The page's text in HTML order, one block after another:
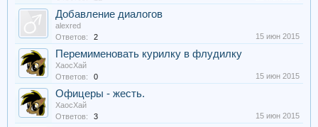
Добавление диалогов
alexred
Ответов:
2 15 июн 2015
Перемименовать курилку в флудилку
ХаосХай
Ответов:
0 15 июн 2015
Офицеры - жесть.
ХаосХай
Ответов:
3 15 июн 2015